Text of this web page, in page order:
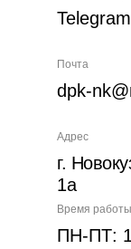
Telegram
Почта
dpk-
Время работы
ПН-ПТ:
Адрес
г.
1а